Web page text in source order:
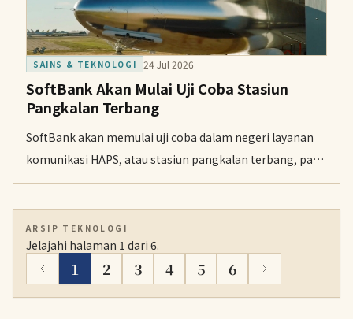
SAINS & TEKNOLOGI 24 Jul 2026
SoftBank Akan Mulai Uji Coba Stasiun
Pangkalan Terbang
SoftBank akan memulai uji coba dalam negeri layanan
komunikasi HAPS, atau stasiun pangkalan terbang, pada
pertengahan Agustus atau sesudahnya, termasuk
ARSIP TEKNOLOGI
Jelajahi halaman 1 dari 6.
1 2 3 4 5 6